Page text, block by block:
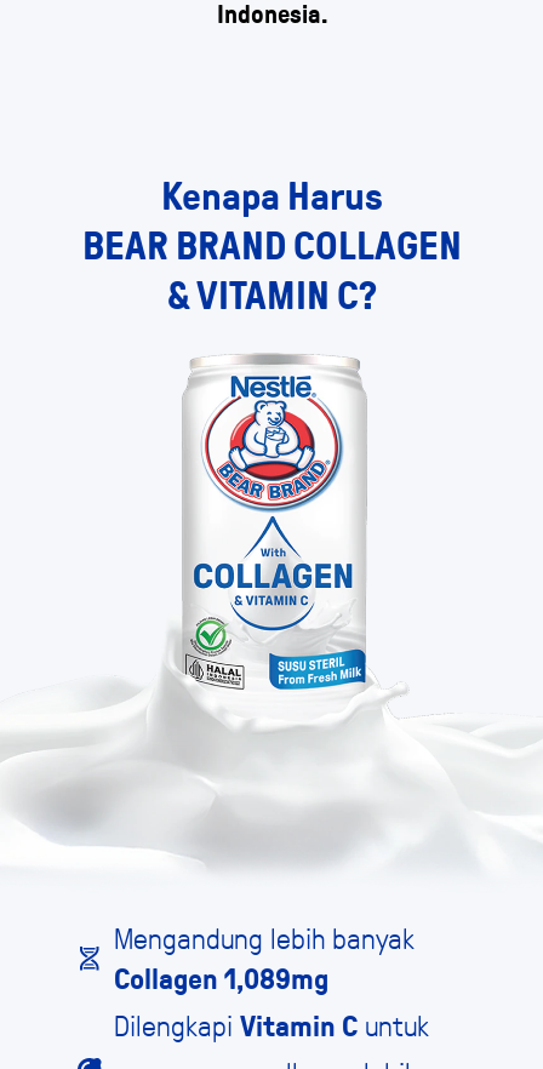
Indonesia.
Kenapa Harus
BEAR BRAND COLLAGEN
& VITAMIN C?
Mengandung lebih banyak
Collagen 1,089mg
Dilengkapi Vitamin C untuk